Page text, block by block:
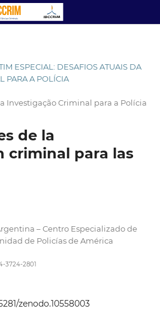
ESPECIAL: DESAFIOS ATUAIS DA
PARA A POLÍCIA
Investigação Criminal para a Polícia
de la
criminal para las
– Centro Especializado de
de Policías de América
3724-2801
zenodo.10558003